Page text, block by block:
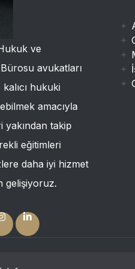
ve
avukatları
hukuki
amacıyla
yakından takip
eğitimleri
daha iyi hizmet
gelişiyoruz.